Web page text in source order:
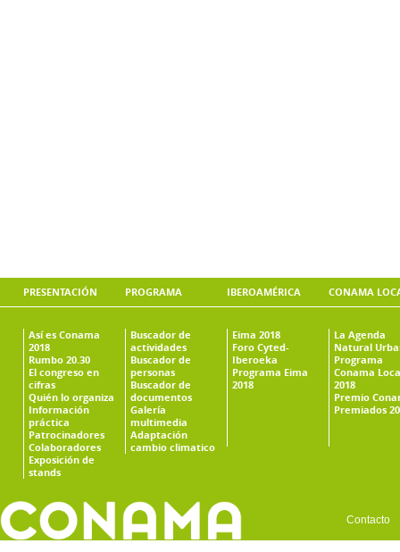
PRESENTACIÓN
Así es Conama
2018
Rumbo 20.30
El congreso en
cifras
Quién lo organiza
Información
práctica
Patrocinadores
Colaboradores
Exposición de
stands
PROGRAMA
Buscador de
actividades
Buscador de
personas
Buscador de
documentos
Galería
multimedia
Adaptación
cambio climatico
IBEROAMÉRICA
Eima 2018
Foro Cyted-
Iberoeka
Programa Eima
2018
CONAMA
La Agenda
Natural
Programa
Conama
2018
Premio
Premiados
Contacto